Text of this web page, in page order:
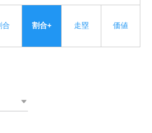
合 割合+ 走塁 価値